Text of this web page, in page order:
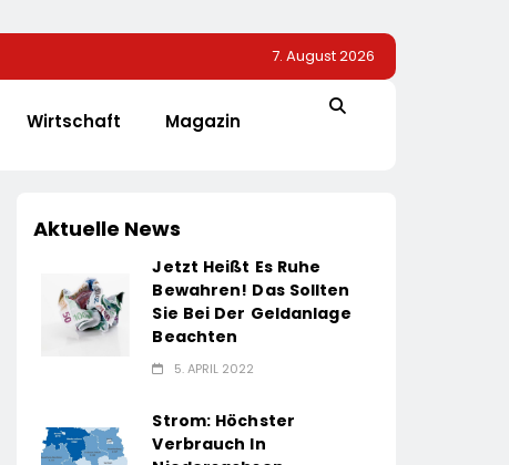
7. August 2026
Wirtschaft Magazin
Aktuelle News
Jetzt Heißt Es Ruhe
Bewahren! Das Sollten
Sie Bei Der Geldanlage
Beachten
5. APRIL 2022
Strom: Höchster
Verbrauch In